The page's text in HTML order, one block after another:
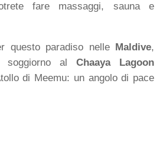
fare massaggi, sauna e
questo paradiso nelle Maldive,
soggiorno al Chaaya Lagoon
di Meemu: un angolo di pace